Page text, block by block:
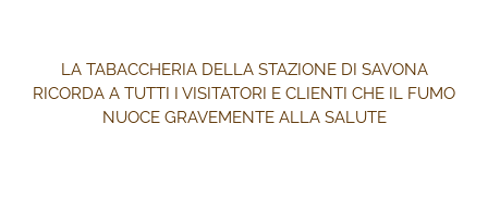
LA TABACCHERIA DELLA STAZIONE DI SAVONA
RICORDA A TUTTI I VISITATORI E CLIENTI CHE IL FUMO
NUOCE GRAVEMENTE ALLA SALUTE